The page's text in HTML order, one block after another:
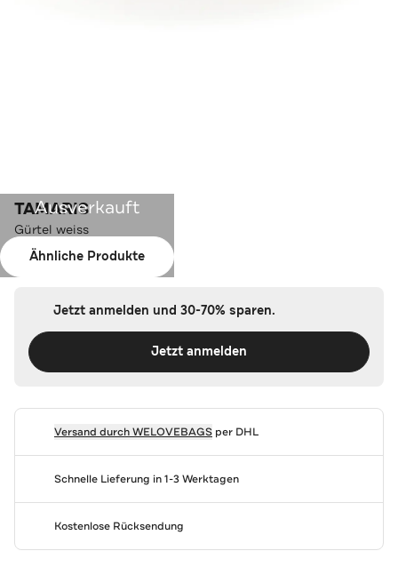
Ausverkauft
Ähnliche Produkte
TAMARIS
Gürtel weiss
Farbe:weiss
Jetzt anmelden und 30-70% sparen.
Jetzt anmelden
Versand durchWELOVEBAGSper DHL
Schnelle Lieferung in 1-3 Werktagen
Kostenlose Rücksendung